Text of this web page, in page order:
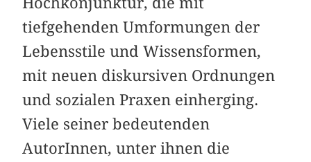
tiefgehenden Umformungen der
Lebensstile und Wissensformen,
mit neuen diskursiven Ordnungen
und sozialen Praxen einherging.
Viele seiner bedeutenden
AutorInnen, unter ihnen die